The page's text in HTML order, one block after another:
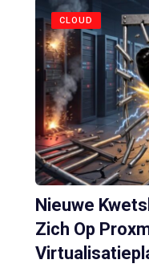
CLOUD
Nieuwe
Zich Op